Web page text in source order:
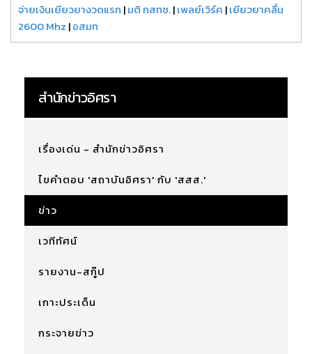
จ่ายเงินเยียวยางวดแรก |มติ กสทช.|เพลย์เวิร์ค |เยียวยาคลื่น
2600 Mhz |อสมท
สำนักข่าวอิศรา
เรื่องเด่น - สำนักข่าวอิศรา
ไขคำตอบ 'สถาบันอิศรา' กับ 'สสส.'
ข่าว
เวทีทัศน์
รายงาน-สกู๊ป
เกาะประเด็น
กระจายข่าว